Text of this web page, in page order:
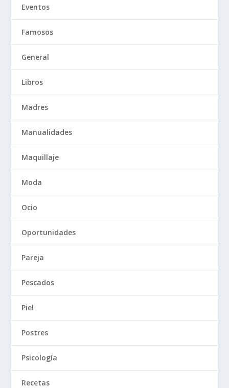
Eventos
Famosos
General
Libros
Madres
Manualidades
Maquillaje
Moda
Ocio
Oportunidades
Pareja
Pescados
Piel
Postres
Psicología
Recetas